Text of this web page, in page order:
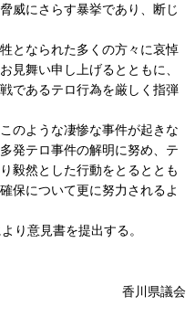
威にさらす暴挙であり、断じ
となられた多くの方々に哀悼
見舞い申し上げるとともに、
であるテロ行為を厳しく指弾
のような凄惨な事件が起きな
発テロ事件の解明に努め、テ
毅然とした行動をとるととも
保について更に努力されるよ
り意見書を提出する。
香川県議会